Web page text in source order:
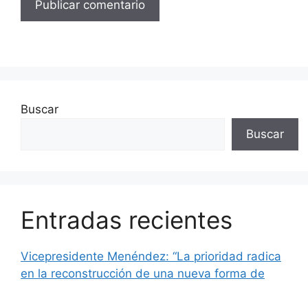
Buscar
Buscar
Entradas recientes
Vicepresidente Menéndez: “La prioridad radica
en la reconstrucción de una nueva forma de